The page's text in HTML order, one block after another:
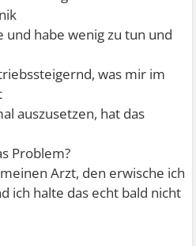
und habe wenig zu tun und
was mir im
auszusetzen, hat das
Problem?
Arzt, den erwische ich
ich halte das echt bald nicht